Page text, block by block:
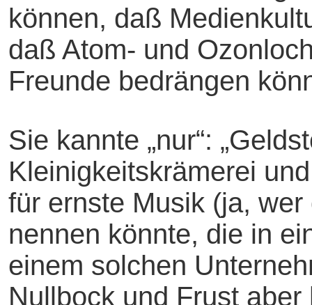
können, daß
daß Atom- und
Freunde bedrängen
Sie kannte „nur“:
Kleinigkeitskrämerei
für ernste Musik (ja,
nennen könnte, die in
einem solchen
Nullbock und Frust